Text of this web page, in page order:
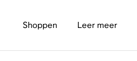
Shoppen Leer meer